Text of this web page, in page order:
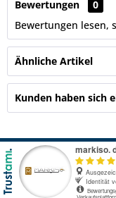
Bewertungen
0
Bewertungen lesen,
Ähnliche Artikel
Kunden haben sich